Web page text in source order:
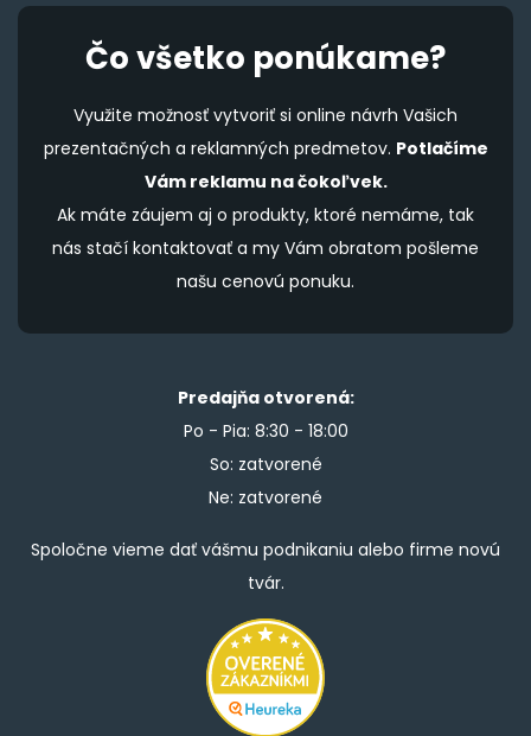
Čo všetko ponúkame?
Využite možnosť vytvoriť si online návrh Vašich
prezentačných a reklamných predmetov. Potlačíme
Vám reklamu na čokoľvek.
Ak máte záujem aj o produkty, ktoré nemáme, tak
nás stačí kontaktovať a my Vám obratom pošleme
našu cenovú ponuku.
Predajňa otvorená:
Po - Pia: 8:30 - 18:00
So: zatvorené
Ne: zatvorené
Spoločne vieme dať vášmu podnikaniu alebo firme novú
tvár.